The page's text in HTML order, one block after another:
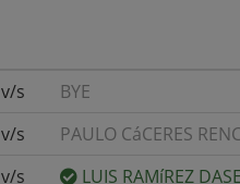
v/s BYE
v/s PAULO CáCERES
v/s LUIS RAMíREZ